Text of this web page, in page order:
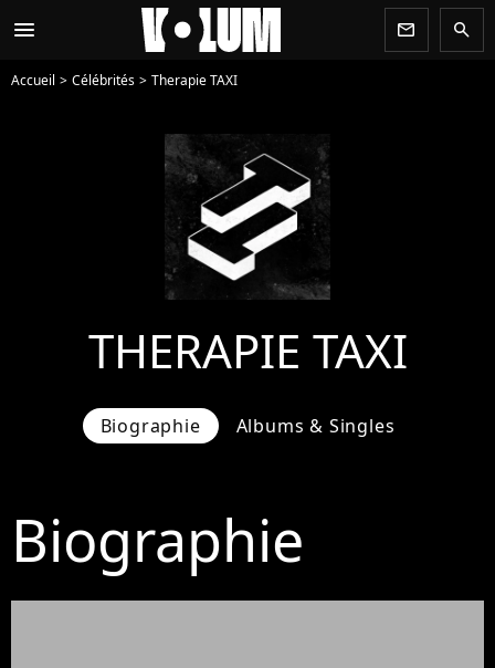
menu newsletter search
Accueil Célébrités Therapie TAXI
THERAPIE TAXI
Biographie Albums & Singles
Biographie